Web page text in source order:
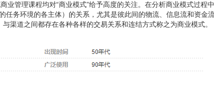
业管理课程均对“商业模式”给予高度的关注。在分析商业模式过程
务环境的各主体）的关系，尤其是彼此间的物流、信息流和资金流
渠道之间都存在各种各样的交易关系和连结方式称之为商业模式。